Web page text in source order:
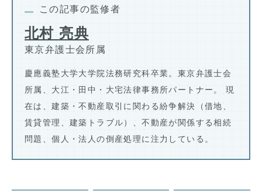
この記事の監修者
北村 亮典
東京弁護士会所属
慶應義塾大学大学院法務研究科卒業。東京弁護士会
所属、大江・田中・大宅法律事務所パートナー。 現
在は、建築・不動産取引に関わる紛争解決（借地、
賃貸管理、建築トラブル）、不動産が関係する相続
問題、個人・法人の倒産処理に注力している。